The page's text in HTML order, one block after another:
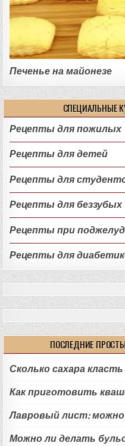
Печенье на майонезе
СПЕЦИАЛЬНЫЕ
Рецепты для пожилых
Рецепты для детей
Рецепты для
Рецепты для беззубых
Рецепты при
Рецепты для
ПОСЛЕДНИЕ
Сколько сахара
Как приготовить
Лавровый лист:
Можно ли делать